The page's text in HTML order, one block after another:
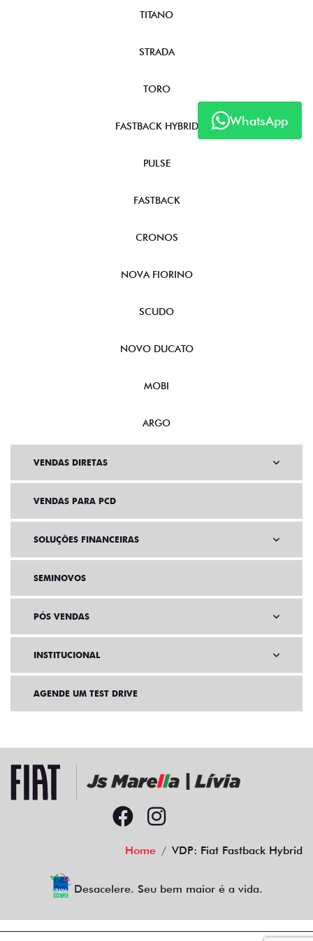
WhatsApp
TITANO
STRADA
TORO
FASTBACK HYBRID
PULSE
FASTBACK
CRONOS
NOVA FIORINO
SCUDO
NOVO DUCATO
MOBI
ARGO
VENDAS DIRETAS
VENDAS PARA PCD
SOLUÇÕES FINANCEIRAS
SEMINOVOS
PÓS VENDAS
INSTITUCIONAL
AGENDE UM TEST DRIVE
Home VDP: Fiat Fastback Hybrid
Desacelere. Seu bem maior é a vida.